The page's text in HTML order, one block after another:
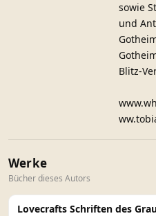
sowie
und
Blitz-
Werke
Bücher dieses Autors
Lovecrafts Schriften des